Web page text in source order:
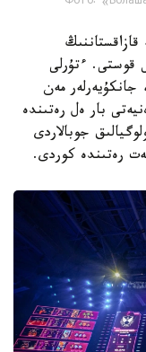
قوستى. ءتۇرلى
جانكۇيەرلەر مەن
بار ەل رەتىندە
جوبالاردى
رەتىندە كوردى.